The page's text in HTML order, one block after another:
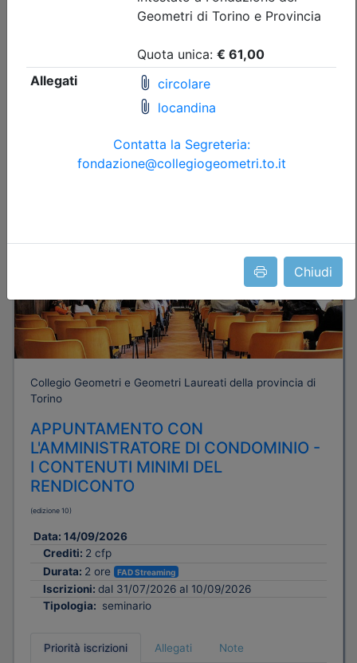
Chiudi
Allegati
Note
Posti disponibili:
Gratuito
Collegio Geometri e Geometri Laureati della provincia di
Torino
APPUNTAMENTO CON
L'AMMINISTRATORE DI CONDOMINIO -
I CONTENUTI MINIMI DEL
RENDICONTO
(edizione 10)
Data: 14/09/2026
Crediti: 2 cfp
Durata: 2 ore FAD Streaming
Iscrizioni: dal 31/07/2026 al 10/09/2026
Tipologia: seminario
Priorità iscrizioni Allegati
Note